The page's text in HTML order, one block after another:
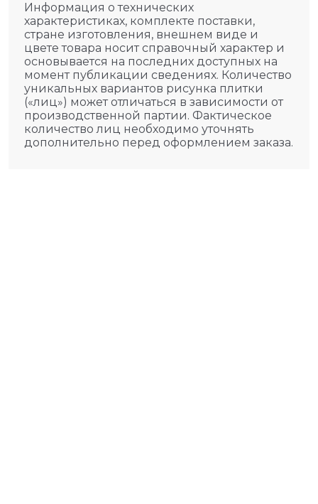
Информация о технических
характеристиках, комплекте поставки,
стране изготовления, внешнем виде и
цвете товара носит справочный характер и
основывается на последних доступных на
момент публикации сведениях. Количество
уникальных вариантов рисунка плитки
(«лиц») может отличаться в зависимости от
производственной партии. Фактическое
количество лиц необходимо уточнять
дополнительно перед оформлением заказа.